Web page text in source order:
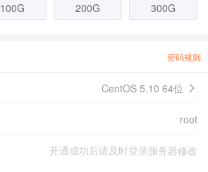
100G 200G 300G
密码规则
CentOS 5.10 64位
root